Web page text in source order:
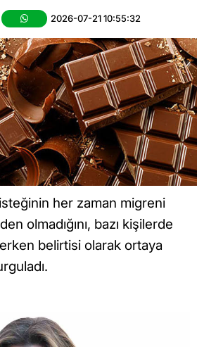
2026-07-21 10:55:32
her zaman migreni
olmadığını, bazı kişilerde
belirtisi olarak ortaya